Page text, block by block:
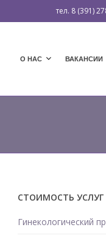
тел. 8 (391)
О НАС ВАКАНСИИ
СТОИМОСТЬ УСЛУГ
Гинекологический